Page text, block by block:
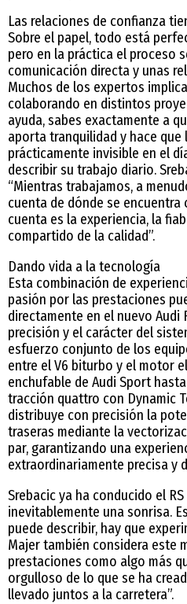
Las relaciones de confianza
Sobre el papel, todo está
pero en la práctica el proceso
comunicación directa y unas
Muchos de los expertos
colaborando en distintos
ayuda, sabes exactamente a
aporta tranquilidad y hace
prácticamente invisible en el
describir su trabajo diario.
“Mientras trabajamos, a
cuenta de dónde se encuentra
cuenta es la experiencia, la
compartido de la calidad”.
Dando vida a la tecnología
Esta combinación de
pasión por las prestaciones
directamente en el nuevo Audi
precisión y el carácter del
esfuerzo conjunto de los
entre el V6 biturbo y el motor
enchufable de Audi Sport
tracción quattro con Dynamic
distribuye con precisión la
traseras mediante la
par, garantizando una
extraordinariamente precisa y
Srebacic ya ha conducido el
inevitablemente una sonrisa.
puede describir, hay que
Majer también considera este
prestaciones como algo más
orgulloso de lo que se ha
llevado juntos a la carretera”.